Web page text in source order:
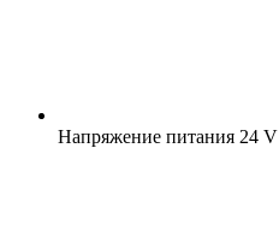
Напряжение питания 24 V